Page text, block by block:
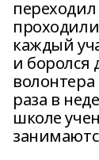
каждый
и боролся
раза в
школе